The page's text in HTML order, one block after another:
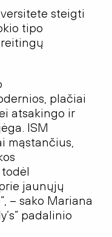
steigti
tipo
plačiai
atsakingo ir
ISM
mąstančius,
jaunųjų
– sako Mariana
padalinio